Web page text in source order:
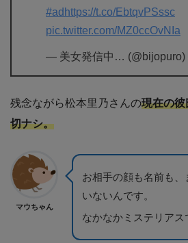
#ad https://t.co/EbtqvPSssc
pic.twitter.com/MZ0ccOvNIa
— 美女発信中… (@bijopuro)
残念ながら松本里乃さんの現在の彼
切ナシ。
マウちゃん
お相手の顔も名前も
いないんです。
なかなかミステリアス